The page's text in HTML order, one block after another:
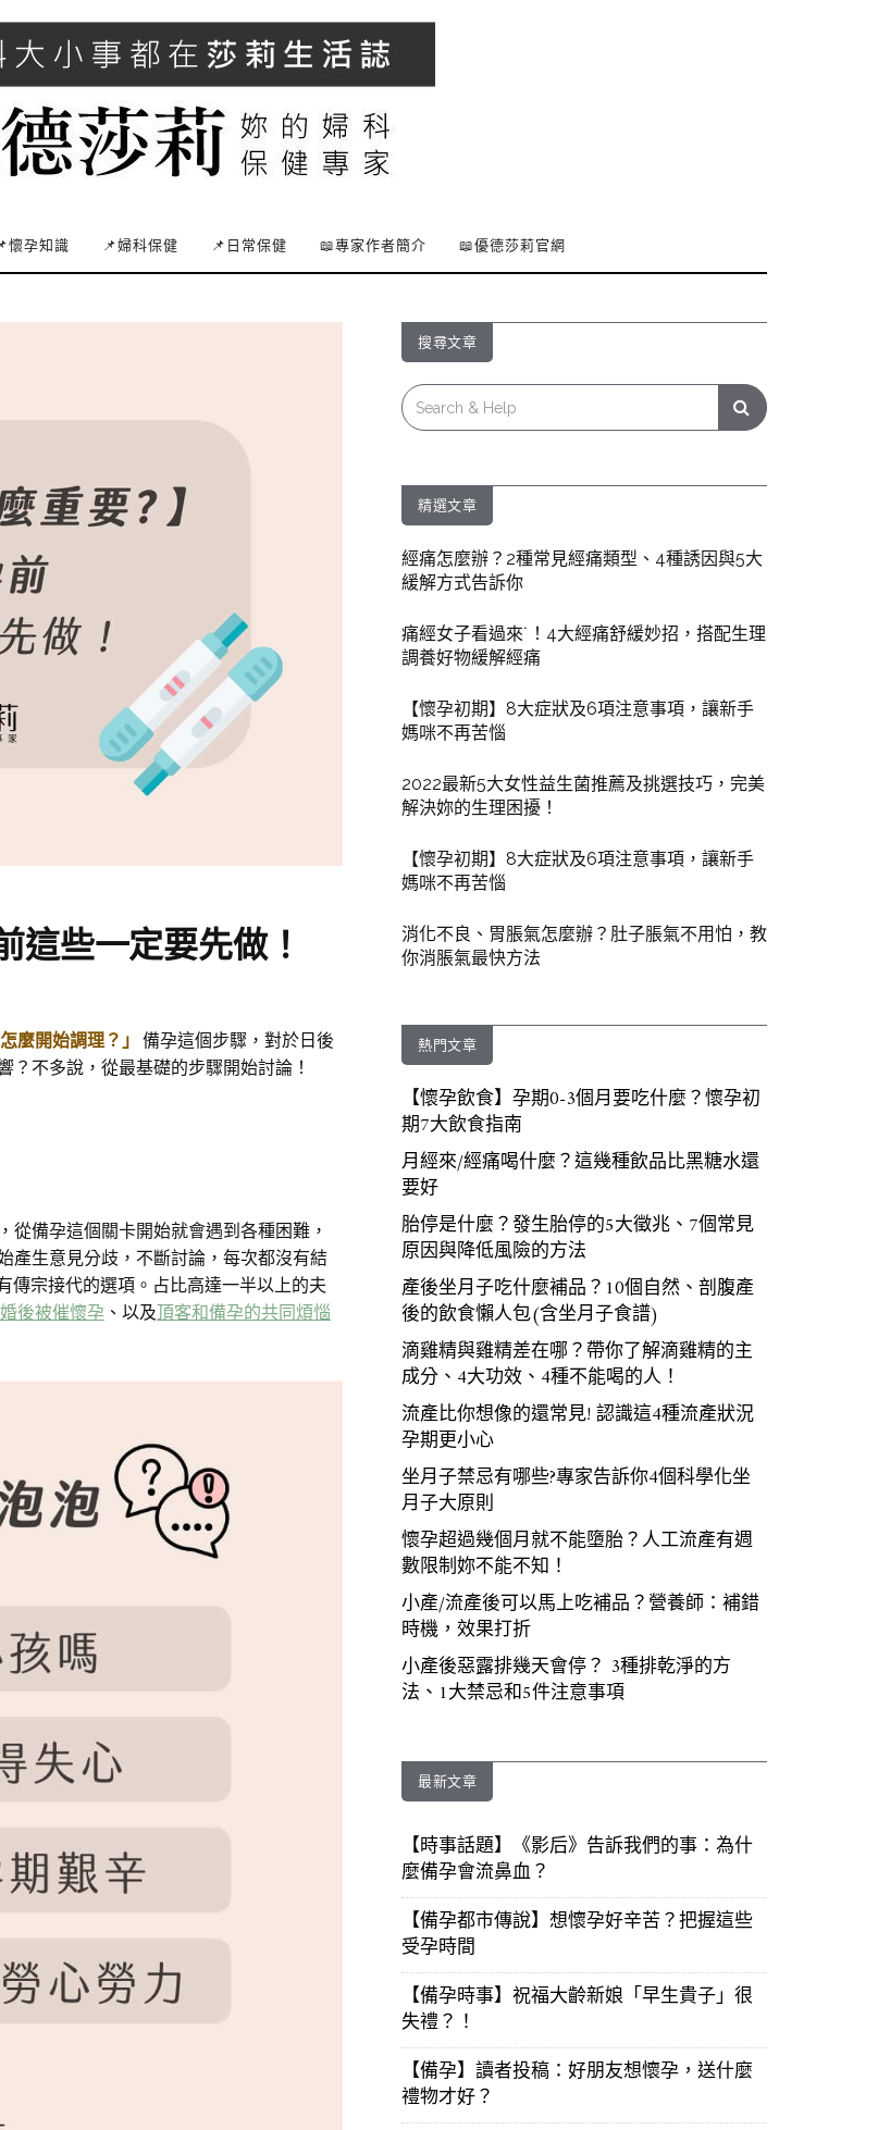
懷孕知識 📌婦科保健 📌日常保健 📖專家作者簡介 📖優德莎莉官網
這些一定要先做！
怎麼開始調理？」
備孕這個步驟，對於日後
不多說，從最基礎的步驟開始討論！
備孕這個關卡開始就會遇到各種困難，
產生意見分歧，不斷討論，每次都沒有結
傳宗接代的選項。占比高達一半以上的夫
婚後被催懷孕 、以及頂客和備孕的共同煩惱
搜尋文章
Search
for:
精選文章
經痛怎麼辦？2種常見經痛類型、4種誘因與5大
緩解方式告訴你
痛經女子看過來˙！4大經痛舒緩妙招，搭配生理
調養好物緩解經痛
【懷孕初期】8大症狀及6項注意事項，讓新手
媽咪不再苦惱
2022最新5大女性益生菌推薦及挑選技巧，完美
解決妳的生理困擾！
【懷孕初期】8大症狀及6項注意事項，讓新手
媽咪不再苦惱
消化不良、胃脹氣怎麼辦？肚子脹氣不用怕，教
你消脹氣最快方法
熱門文章
【懷孕飲食】孕期0-3個月要吃什麼？懷孕初
期7大飲食指南
月經來/經痛喝什麼？這幾種飲品比黑糖水還
要好
胎停是什麼？發生胎停的5大徵兆、7個常見
原因與降低風險的方法
產後坐月子吃什麼補品？10個自然、剖腹產
後的飲食懶人包(含坐月子食譜)
滴雞精與雞精差在哪？帶你了解滴雞精的主
成分、4大功效、4種不能喝的人！
流產比你想像的還常見! 認識這4種流產狀況
孕期更小心
坐月子禁忌有哪些?專家告訴你4個科學化坐
月子大原則
懷孕超過幾個月就不能墮胎？人工流產有週
數限制妳不能不知！
小產/流產後可以馬上吃補品？營養師：補錯
時機，效果打折
小產後惡露排幾天會停？ 3種排乾淨的方
法、1大禁忌和5件注意事項
最新文章
【時事話題】《影后》告訴我們的事：為什
麼備孕會流鼻血？
【備孕都市傳說】想懷孕好辛苦？把握這些
受孕時間
【備孕時事】祝福大齡新娘「早生貴子」很
失禮？！
【備孕】讀者投稿：好朋友想懷孕，送什麼
禮物才好？